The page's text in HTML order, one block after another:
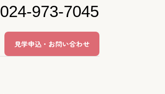
見学申込・お問い合わせ
024-973-7045